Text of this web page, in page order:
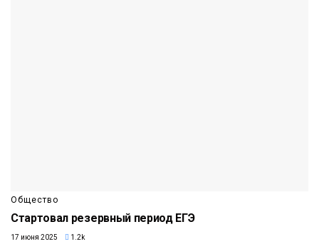
Общество
Стартовал резервный период ЕГЭ
17 июня 2025 1.2k